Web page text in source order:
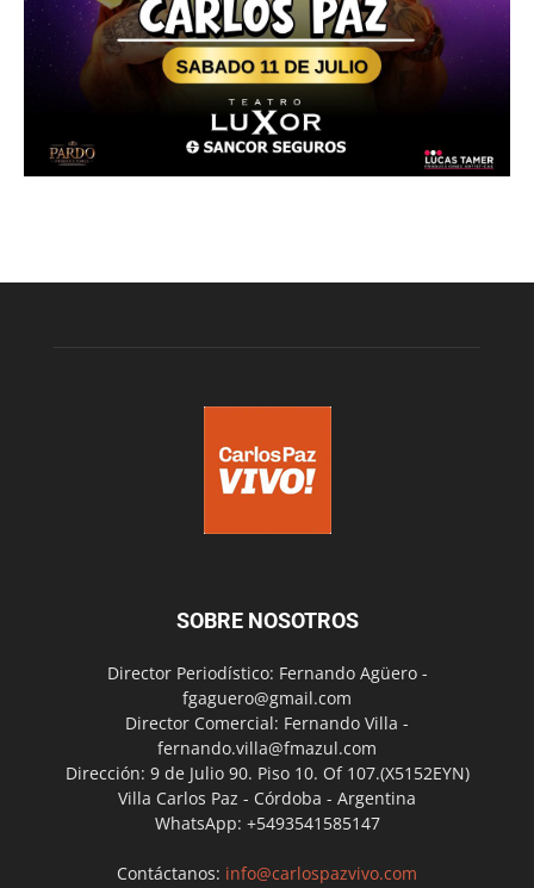
SOBRE NOSOTROS
Director Periodístico: Fernando Agüero -
fgaguero@gmail.com
Director Comercial: Fernando Villa -
fernando.villa@fmazul.com
Dirección: 9 de Julio 90. Piso 10. Of 107.(X5152EYN)
Villa Carlos Paz - Córdoba - Argentina
WhatsApp: +5493541585147
Contáctanos: info@carlospazvivo.com